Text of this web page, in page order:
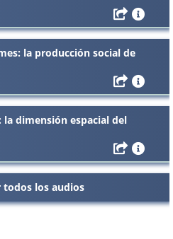
la producción social de
dimensión espacial del
todos los audios